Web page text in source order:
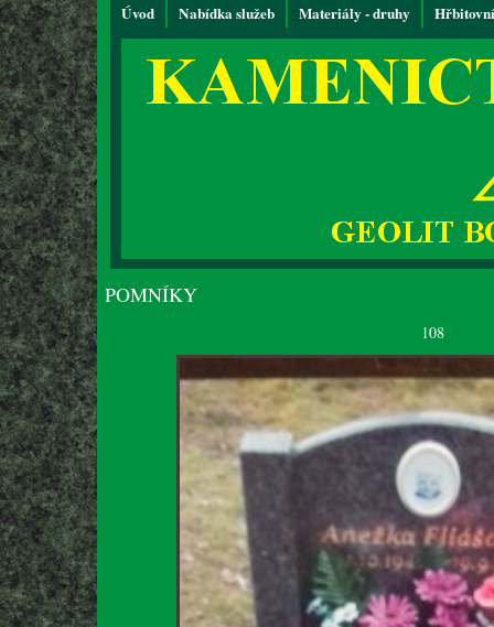
Úvod Nabídka služeb Materiály - druhy
POMNÍKY
108